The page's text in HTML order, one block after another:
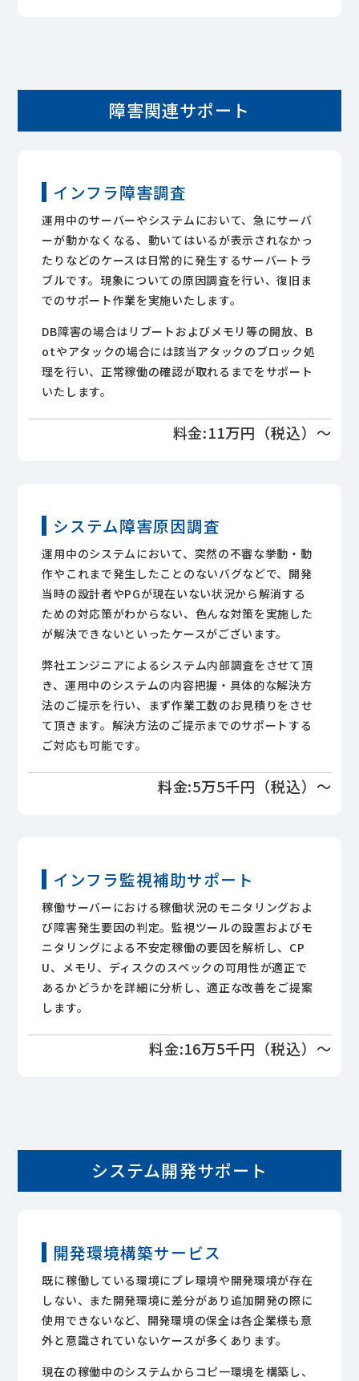
障害関連サポート
インフラ障害調査
運用中のサーバーやシステムにおいて、急にサーバ
ーが動かなくなる、動いてはいるが表示されなかっ
たりなどのケースは日常的に発生するサーバートラ
ブルです。現象についての原因調査を行い、復旧ま
でのサポート作業を実施いたします。
DB障害の場合はリブートおよびメモリ等の開放、B
otやアタックの場合には該当アタックのブロック処
理を行い、正常稼働の確認が取れるまでをサポート
いたします。
料金:11万円（税込）～
システム障害原因調査
運用中のシステムにおいて、突然の不審な挙動・動
作やこれまで発生したことのないバグなどで、開発
当時の設計者やPGが現在いない状況から解消する
ための対応策がわからない、色んな対策を実施した
が解決できないといったケースがございます。
弊社エンジニアによるシステム内部調査をさせて頂
き、運用中のシステムの内容把握・具体的な解決方
法のご提示を行い、まず作業工数のお見積りをさせ
て頂きます。解決方法のご提示までのサポートする
ご対応も可能です。
料金:5万5千円（税込）～
インフラ監視補助サポート
稼働サーバーにおける稼働状況のモニタリングおよ
び障害発生要因の判定。監視ツールの設置およびモ
ニタリングによる不安定稼働の要因を解析し、CP
U、メモリ、ディスクのスペックの可用性が適正で
あるかどうかを詳細に分析し、適正な改善をご提案
します。
料金:16万5千円（税込）～
システム開発サポート
開発環境構築サービス
既に稼働している環境にプレ環境や開発環境が存在
しない、また開発環境に差分があり追加開発の際に
使用できないなど、開発環境の保全は各企業様も意
外と意識されていないケースが多くあります。
現在の稼働中のシステムからコピ一環境を構築し、